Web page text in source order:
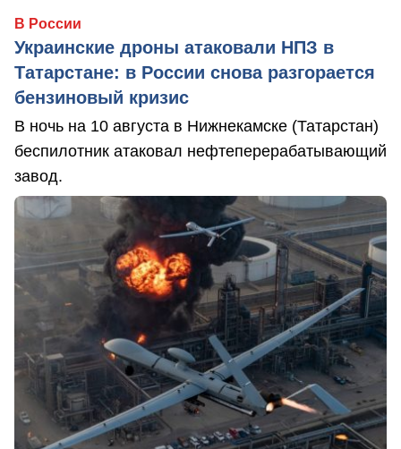
В России
Украинские дроны атаковали НПЗ в
Татарстане: в России снова разгорается
бензиновый кризис
В ночь на 10 августа в Нижнекамске (Татарстан)
беспилотник атаковал нефтеперерабатывающий
завод.